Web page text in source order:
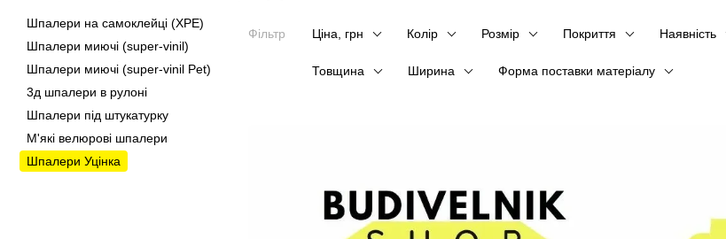
Фільтр Ціна, грн Колір Розмір Покриття Наявність
Товщина Ширина Форма поставки матеріалу
Шпалери на самоклейці (XPE)
Шпалери миючі (super-vinil)
Шпалери миючі (super-vinil Pet)
3д шпалери в рулоні
Шпалери під штукатурку
М'які велюрові шпалери
Шпалери Уцінка